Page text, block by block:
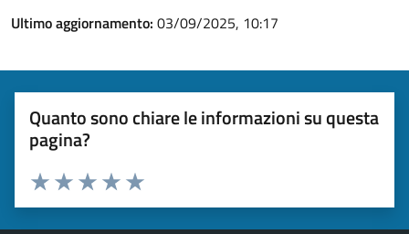
Ultimo aggiornamento: 03/09/2025, 10:17
Quanto sono chiare le informazioni su questa
pagina?
Valuta 5 stelle su 5
Valuta 4 stelle su 5
Valuta 3 stelle su 5
Valuta 2 stelle su 5
Valuta 1 stelle su 5